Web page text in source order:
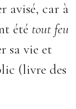
avisé, car à
été tout feu
sa vie et
(livre des